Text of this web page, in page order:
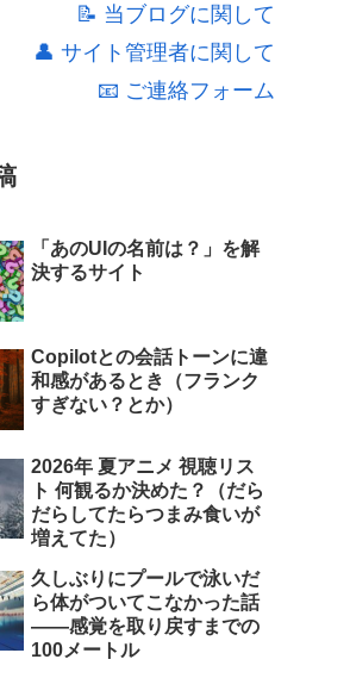
📝 当ブログに関して
👤 サイト管理者に関して
📧 ご連絡フォーム
「あのUIの名前は？」を解
決するサイト
Copilotとの会話トーンに違
和感があるとき（フランク
すぎない？とか）
2026年 夏アニメ 視聴リス
ト 何観るか決めた？（だら
だらしてたらつまみ食いが
増えてた）
久しぶりにプールで泳いだ
ら体がついてこなかった話
――感覚を取り戻すまでの
100メートル